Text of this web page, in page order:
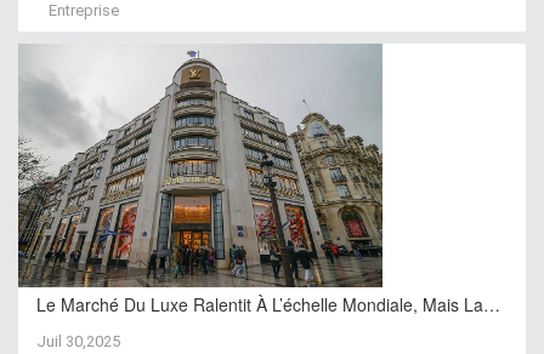
Entreprise
Le Marché Du Luxe Ralentit À L’échelle Mondiale, Mais La…
Juil 30,2025